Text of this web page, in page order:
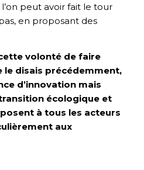
peut avoir fait le tour
en proposant des
volonté de faire
le disais précédemment,
d’innovation mais
écologique et
à tous les acteurs
aux